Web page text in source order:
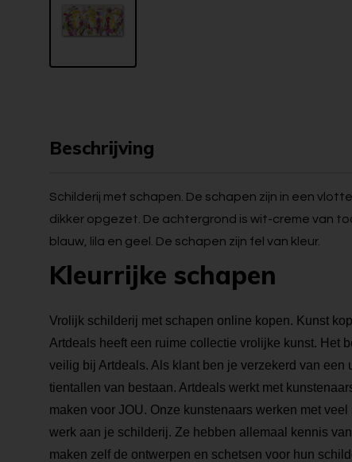
Beschrijving
Schilderij met schapen. De schapen zijn in een
dikker opgezet. De achtergrond is wit-creme van
blauw, lila en geel. De schapen zijn fel van kleur.
Kleurrijke schapen
Vrolijk schilderij met schapen online kopen. Kunst
Artdeals heeft een ruime collectie vrolijke kunst. Het
veilig bij Artdeals. Als klant ben je verzekerd van een
tientallen van bestaan. Artdeals werkt met
maken voor JOU. Onze kunstenaars werken met
werk aan je schilderij. Ze hebben allemaal kennis
maken zelf de ontwerpen en schetsen voor hun